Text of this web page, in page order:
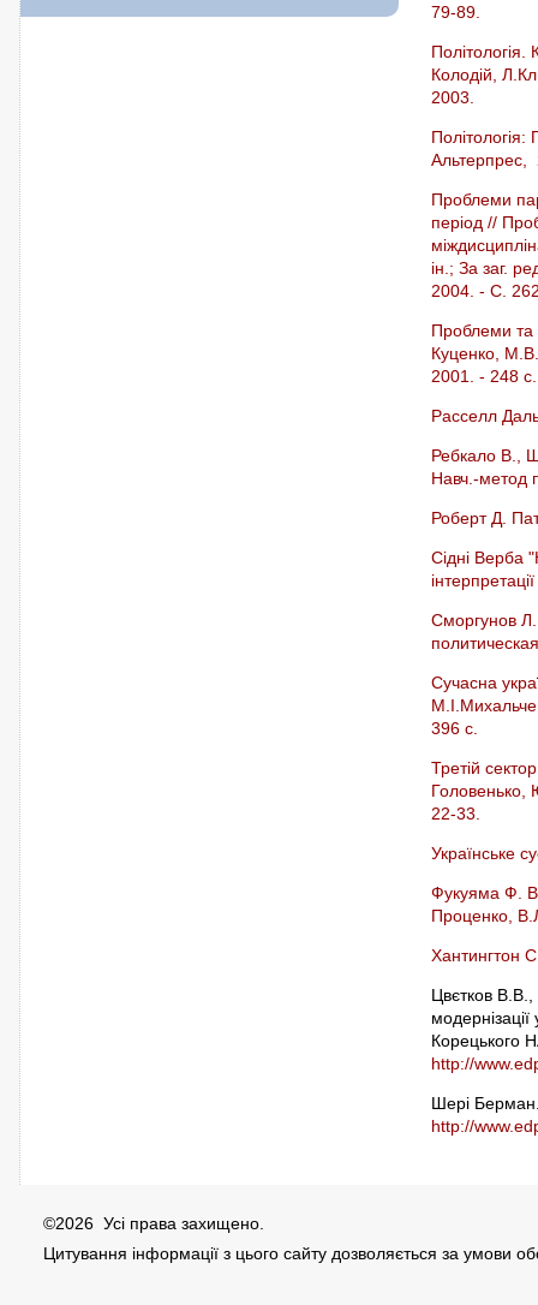
79-89.
Політологія.
Колодій,
2003.
Альтерпрес,
Проблеми
період //
ін.; За заг.
2004. - С.
Проблеми та
Куценко,
2001. - 248 с.
Расселл
Ребкало В.,
Навч.-метод
Роберт Д.
Сідні Верба
Сморгунов
Сучасна
396 с.
Третій
Головенько,
22-33.
Українське
Фукуяма Ф.
Проценко,
Хантингтон
Цвєтков В.В.,
Корецького
http://
Шері Берман.
http://
©2026 Усі права захищено.
Цитування інформації з цього сайту дозволяється за умови